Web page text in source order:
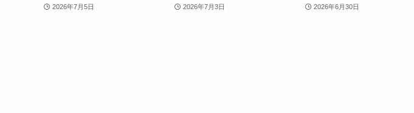
2026年7月5日 2026年7月3日 2026年6月30日